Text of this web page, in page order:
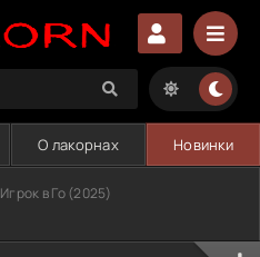
О лакорнах Новинки
Игрок в Го (2025)